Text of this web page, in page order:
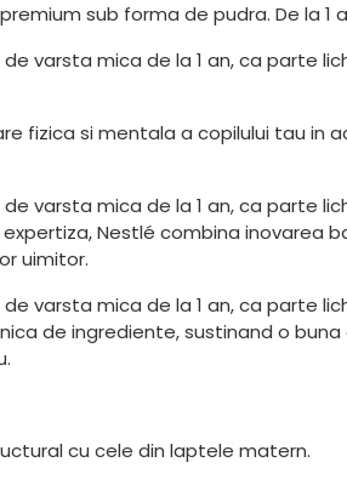
sub forma de pudra. De la 1
de varsta mica de la 1 an, ca
fizica si mentala a copilului tau in
de varsta mica de la 1 an, ca
Nestlé combina
uimitor.
de varsta mica de la 1 an, ca
de ingrediente, sustinand o
cu cele din laptele matern.